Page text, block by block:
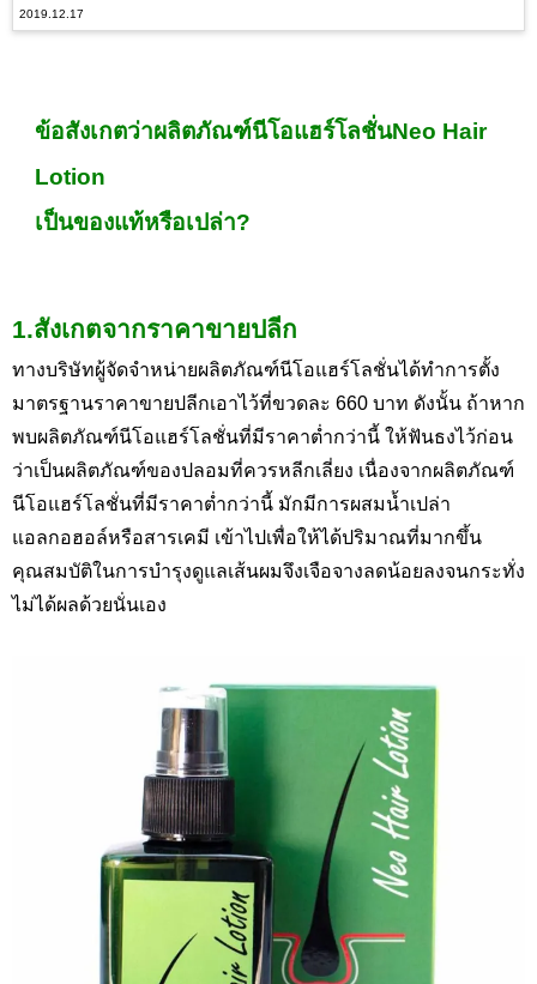
2019.12.17
ข้อสังเกตว่าผลิตภัณฑ์นีโอแฮร์โลชั่นNeo Hair
Lotion
เป็นของแท้หรือเปล่า?
1.สังเกตจากราคาขายปลีก
ทางบริษัทผู้จัดจำหน่ายผลิตภัณฑ์นีโอแฮร์โลชั่นได้ทำการตั้ง
มาตรฐานราคาขายปลีกเอาไว้ที่ขวดละ 660 บาท ดังนั้น ถ้าหาก
พบผลิตภัณฑ์นีโอแฮร์โลชั่นที่มีราคาต่ำกว่านี้ ให้ฟันธงไว้ก่อน
ว่าเป็นผลิตภัณฑ์ของปลอมที่ควรหลีกเลี่ยง เนื่องจากผลิตภัณฑ์
นีโอแฮร์โลชั่นที่มีราคาต่ำกว่านี้ มักมีการผสมน้ำเปล่า
แอลกอฮอล์หรือสารเคมี เข้าไปเพื่อให้ได้ปริมาณที่มากขึ้น
คุณสมบัติในการบำรุงดูแลเส้นผมจึงเจือจางลดน้อยลงจนกระทั่ง
ไม่ได้ผลด้วยนั่นเอง